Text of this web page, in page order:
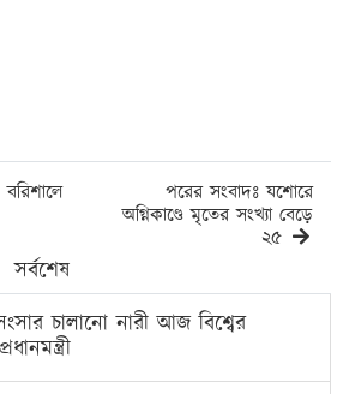
পরের সংবাদঃ যশোরে
অগ্নিকাণ্ডে মৃতের সংখ্যা বেড়ে
২৫
সর্বশেষ
চালানো নারী আজ বিশ্বের